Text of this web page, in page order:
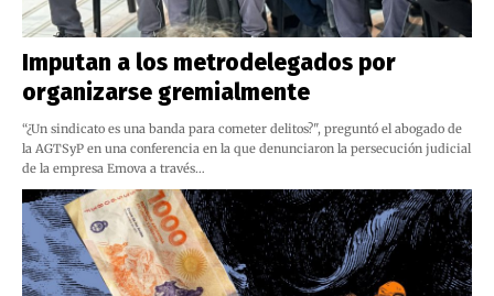
Imputan a los metrodelegados por
organizarse gremialmente
“¿Un sindicato es una banda para cometer delitos?", preguntó el abogado de
la AGTSyP en una conferencia en la que denunciaron la persecución judicial
de la empresa Emova a través…